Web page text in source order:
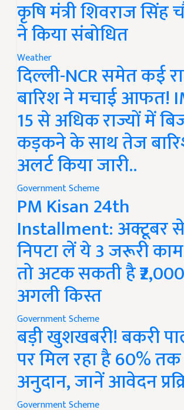
कृषि मंत्री शिवराज सिंह
ने किया संबोधित
Weather
दिल्ली-NCR समेत कई
बारिश ने मचाई आफत!
15 से अधिक राज्यों में
कड़कने के साथ तेज
अलर्ट किया जारी..
Government Scheme
PM Kisan 24th
Installment: अक्टूबर
निपटा लें ये 3 जरूरी
तो अटक सकती है
अगली किस्त
Government Scheme
बड़ी खुशखबरी! बकरी
पर मिल रहा है 60% तक
अनुदान, जानें आवेदन
Government Scheme